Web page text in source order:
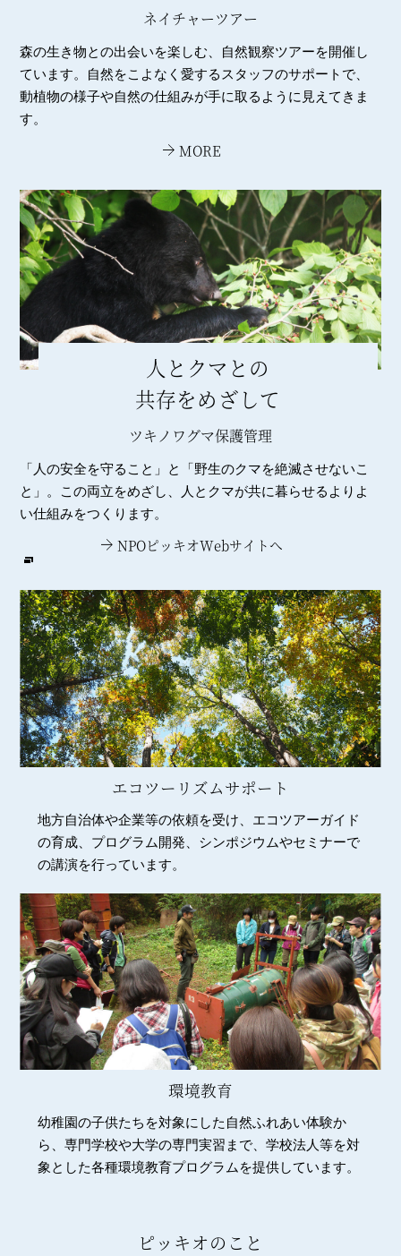
ネイチャーツアー
森の生き物との出会いを楽しむ、自然観察ツアーを開催し
ています。自然をこよなく愛するスタッフのサポートで、
動植物の様子や自然の仕組みが手に取るように見えてきま
す。
MORE
人とクマとの
共存をめざして
ツキノワグマ保護管理
「人の安全を守ること」と「野生のクマを絶滅させないこ
と」。この両立をめざし、人とクマが共に暮らせるよりよ
い仕組みをつくります。
NPOピッキオWebサイトへ
エコツーリズムサポート
地方自治体や企業等の依頼を受け、エコツアーガイド
の育成、プログラム開発、シンポジウムやセミナーで
の講演を行っています。
環境教育
幼稚園の子供たちを対象にした自然ふれあい体験か
ら、専門学校や大学の専門実習まで、学校法人等を対
象とした各種環境教育プログラムを提供しています。
ピッキオのこと